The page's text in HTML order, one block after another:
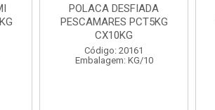
POLACA DESFIADA
PESCAMARES PCT1KG
CX10KG
Código: 20162
Embalagem: KG/10